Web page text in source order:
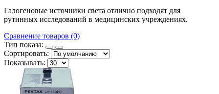
Галогеновые источники света отлично подходят для
рутинных исследований в медицинских учреждениях.
Сравнение товаров (0)
Тип показа:
Сортировать:
Показывать: